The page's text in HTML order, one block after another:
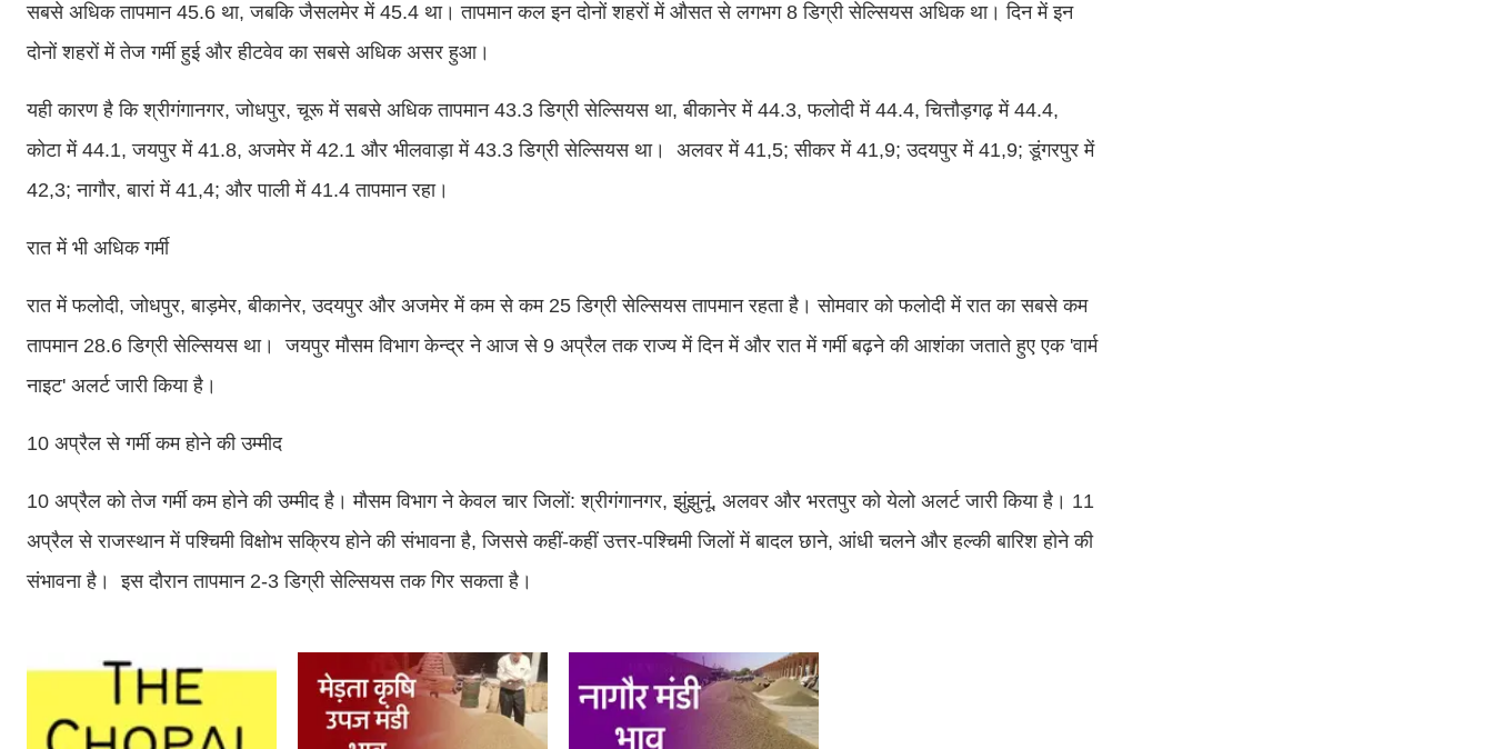
सबसे अधिक तापमान 45.6 था, जबकि जैसलमेर में 45.4 था। तापमान कल इन दोनों शहरों में औसत से लगभग 8 डिग्री सेल्सियस अधिक था। दिन में इन
दोनों शहरों में तेज गर्मी हुई और हीटवेव का सबसे अधिक असर हुआ।
यही कारण है कि श्रीगंगानगर, जोधपुर, चूरू में सबसे अधिक तापमान 43.3 डिग्री सेल्सियस था, बीकानेर में 44.3, फलोदी में 44.4, चित्तौड़गढ़ में 44.4,
कोटा में 44.1, जयपुर में 41.8, अजमेर में 42.1 और भीलवाड़ा में 43.3 डिग्री सेल्सियस था। अलवर में 41,5; सीकर में 41,9; उदयपुर में 41,9; डूंगरपुर में
42,3; नागौर, बारां में 41,4; और पाली में 41.4 तापमान रहा।
रात में भी अधिक गर्मी
रात में फलोदी, जोधपुर, बाड़मेर, बीकानेर, उदयपुर और अजमेर में कम से कम 25 डिग्री सेल्सियस तापमान रहता है। सोमवार को फलोदी में रात का सबसे कम
तापमान 28.6 डिग्री सेल्सियस था। जयपुर मौसम विभाग केन्द्र ने आज से 9 अप्रैल तक राज्य में दिन में और रात में गर्मी बढ़ने की आशंका जताते हुए एक 'वार्म
नाइट' अलर्ट जारी किया है।
10 अप्रैल से गर्मी कम होने की उम्मीद
10 अप्रैल को तेज गर्मी कम होने की उम्मीद है। मौसम विभाग ने केवल चार जिलों: श्रीगंगानगर, झुंझुनूं, अलवर और भरतपुर को येलो अलर्ट जारी किया है। 11
अप्रैल से राजस्थान में पश्चिमी विक्षोभ सक्रिय होने की संभावना है, जिससे कहीं-कहीं उत्तर-पश्चिमी जिलों में बादल छाने, आंधी चलने और हल्की बारिश होने की
संभावना है। इस दौरान तापमान 2-3 डिग्री सेल्सियस तक गिर सकता है।